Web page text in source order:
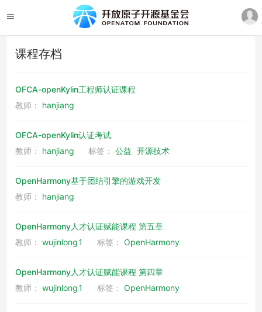
课程存档
OFCA-openKylin工程师认证课程
教师： hanjiang
OFCA-openKylin认证考试
教师： hanjiang 标签： 公益 开源技术
OpenHarmony基于团结引擎的游戏开发
教师： hanjiang
OpenHarmony人才认证赋能课程 第五章
教师： wujinlong1 标签： OpenHarmony
OpenHarmony人才认证赋能课程 第四章
教师： wujinlong1 标签： OpenHarmony